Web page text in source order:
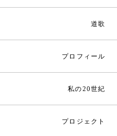
道歌
プロフィール
私の20世紀
プロジェクト